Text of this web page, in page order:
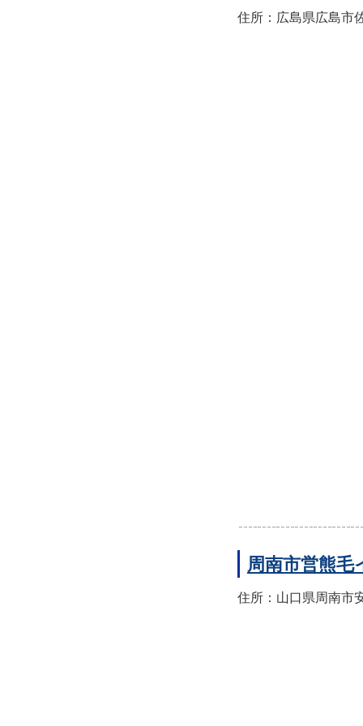
住所：広島県広島市
周南市営熊毛
住所：山口県周南市